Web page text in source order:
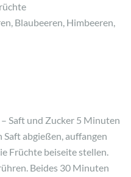
Blaubeeren, Himbeeren,
Saft und Zucker 5 Minuten
abgießen, auffangen
Früchte beiseite stellen.
Beides 30 Minuten